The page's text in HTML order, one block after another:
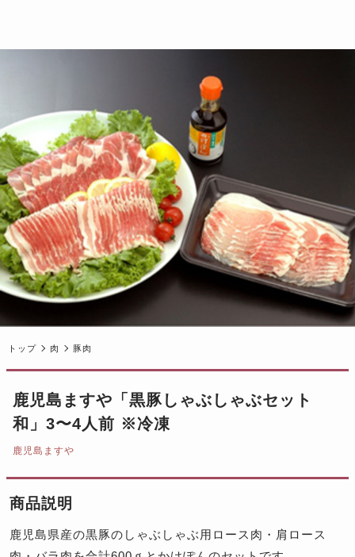
トップ 肉 豚肉
鹿児島ますや「黒豚しゃぶしゃぶセット
和」3〜4人前 ※冷凍
鹿児島ますや
商品説明
鹿児島県産の黒豚のしゃぶしゃぶ用ロース肉・肩ロース